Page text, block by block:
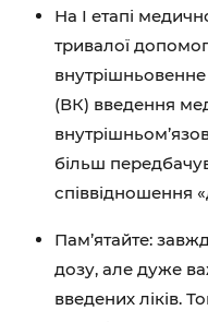
На І етапі
тривалої
(ВК) введення
більш
співвідношення
Пам’ятайте:
дозу, але дуже
введених ліків.